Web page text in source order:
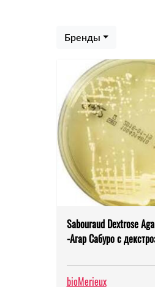
Бренды
Sabouraud Dextrose
-Агар Сабуро с
bioMerieux